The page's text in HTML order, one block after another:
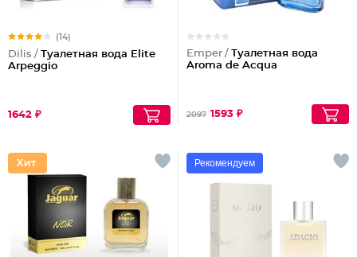
(14)
Dilis / Туалетная вода Elite
Arpeggio
1642 ₽
Emper / Туалетная вода
Aroma de Acqua
2097 1593 ₽
Рекомендуем